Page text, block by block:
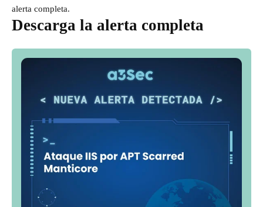
alerta completa.
Descarga la alerta completa